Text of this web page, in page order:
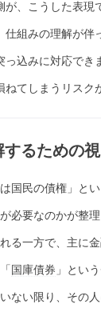
が、こうした表現
仕組みの理解が伴
込みに対応でき
てしまうリスク
るための
は国民の債権」と
必要なのかが整理
る一方で、主に
国庫債券 」とい
ない限り、その